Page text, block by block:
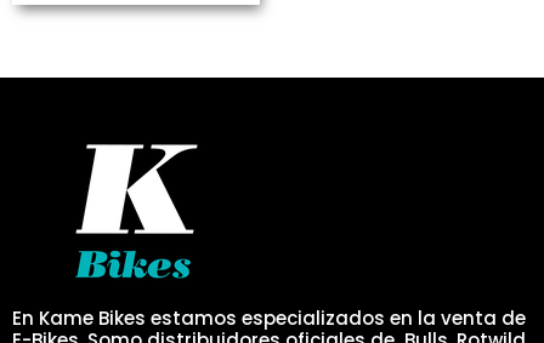
En Kame Bikes estamos especializados en la venta de